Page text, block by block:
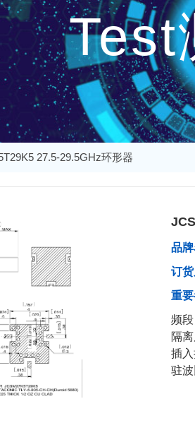
Test
27.5-29.5GHz环形器
发布
品
订
重要
频段
隔
插
驻波